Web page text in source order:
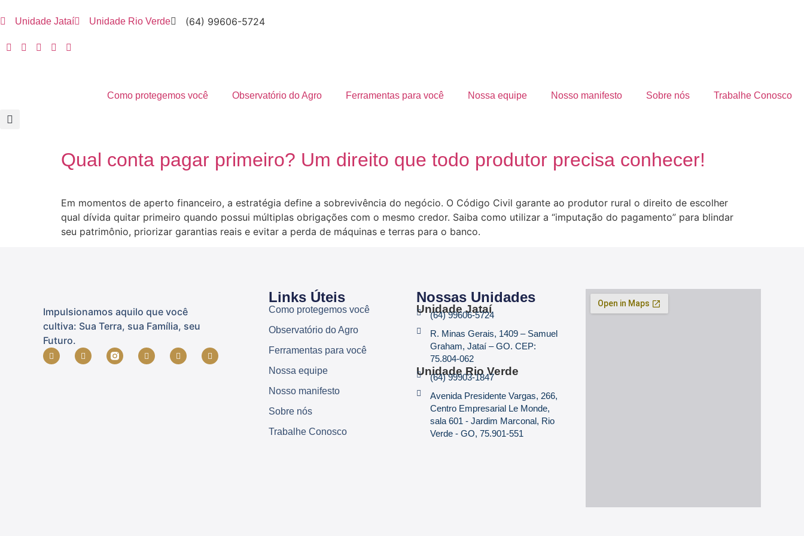
Unidade Jataí Unidade Rio Verde (64) 99606-5724
Como protegemos você Observatório do Agro Ferramentas para você Nossa equipe Nosso manifesto Sobre nós Trabalhe Conosco
Qual conta pagar primeiro? Um direito que todo produtor precisa conhecer!
Em momentos de aperto financeiro, a estratégia define a sobrevivência do negócio. O Código Civil garante ao produtor rural o direito de escolher
qual dívida quitar primeiro quando possui múltiplas obrigações com o mesmo credor. Saiba como utilizar a “imputação do pagamento” para blindar
seu patrimônio, priorizar garantias reais e evitar a perda de máquinas e terras para o banco.
Impulsionamos aquilo que você
cultiva: Sua Terra, sua Família, seu
Futuro.
Links Úteis
Como protegemos você
Observatório do Agro
Ferramentas para você
Nossa equipe
Nosso manifesto
Sobre nós
Trabalhe Conosco
Nossas Unidades
Unidade Jataí
(64) 99606-5724
R. Minas Gerais, 1409 – Samuel
Graham, Jataí – GO. CEP:
75.804-062
Unidade Rio Verde
(64) 99903-1847
Avenida Presidente Vargas, 266,
Centro Empresarial Le Monde,
sala 601 - Jardim Marconal, Rio
Verde - GO, 75.901-551